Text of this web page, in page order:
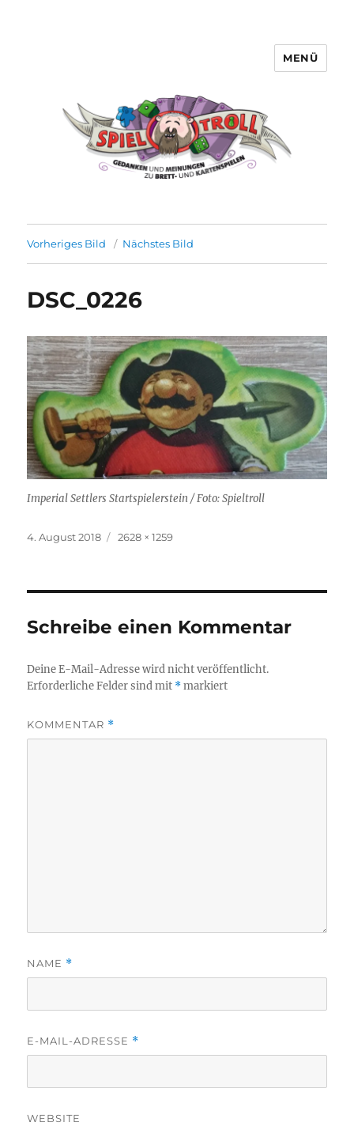
MENÜ
Vorheriges Bild Nächstes Bild
DSC_0226
Imperial Settlers Startspielerstein / Foto: Spieltroll
Veröffentlicht
4. August 2018 Originalgröße
2628 × 1259
Schreibe einen Kommentar
Deine E-Mail-Adresse wird nicht veröffentlicht.
Erforderliche Felder sind mit *markiert
KOMMENTAR *
NAME *
E-MAIL-ADRESSE *
WEBSITE